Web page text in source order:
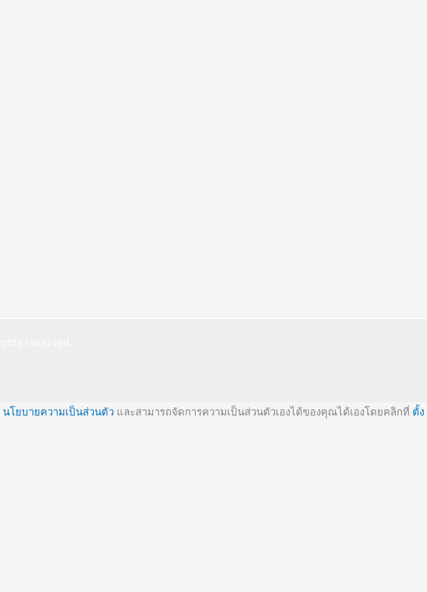
นโยบายความเป็นส่วนตัว และสามารถจัดการความเป็นส่วนตัวเองได้ของคุณได้เองโดยคลิกที่ ตั้ง